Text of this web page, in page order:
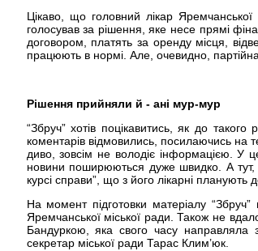
Цікаво, що головний лікар
голосував за рішення, яке несе прямі
договором, платять за оренду місця,
працюють в нормі. Але, очевидно,
Рішення прийняли й - ані мур-мур
“Збруч” хотів поцікавитись, як до такого
коментарів відмовились, посилаючись на
диво, зовсім не володіє інформацією. У
новини поширюються дуже швидко. А тут,
курсі справи”, що з його лікарні планують
На момент підготовки матеріалу
Яремчанської міської ради. Також не
Бандуркою, яка свого часу направляла
секретар міської ради Тарас Клим’юк.